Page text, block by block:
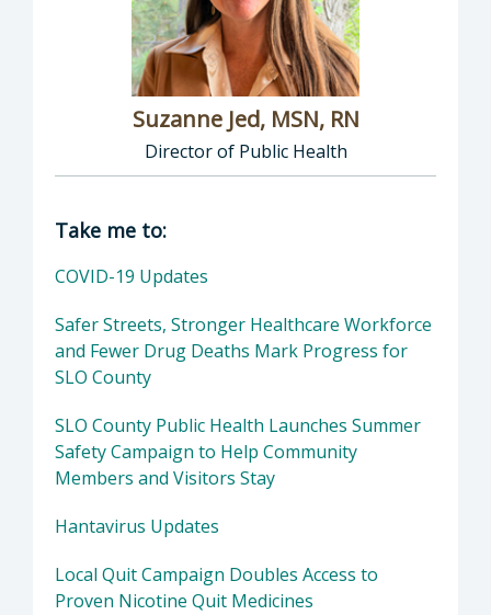
Suzanne Jed, MSN, RN
Director of Public Health
Director of Department of Public Health:
Take me to:
COVID-19 Updates
Safer Streets, Stronger Healthcare Workforce
and Fewer Drug Deaths Mark Progress for
SLO County
SLO County Public Health Launches Summer
Safety Campaign to Help Community
Members and Visitors Stay
Hantavirus Updates
Local Quit Campaign Doubles Access to
Proven Nicotine Quit Medicines